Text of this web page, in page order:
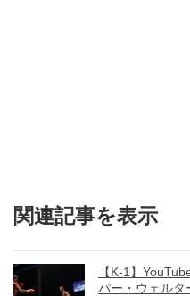
関連記事を表示
【K-1】
パー・ウェルタ